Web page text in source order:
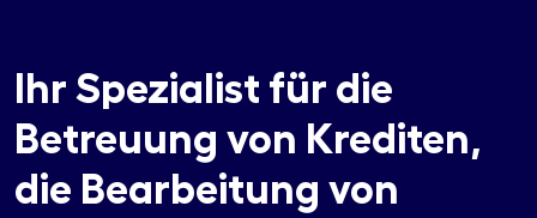
Ihr Spezialist für die
Betreuung von Krediten,
die Bearbeitung von